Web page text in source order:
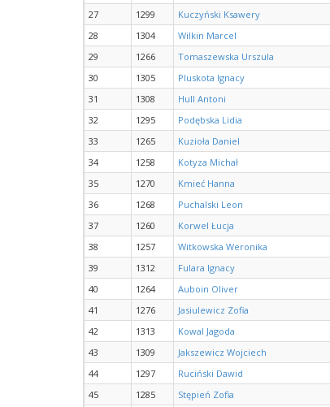
27
1299 Kuczyński Ksawery
28
1304 Wilkin Marcel
29
1266 Tomaszewska Urszula
30
1305 Pluskota Ignacy
31
1308 Hull Antoni
32
1295 Podębska Lidia
33
1265 Kuzioła Daniel
34
1258 Kotyza Michał
35
1270 Kmieć Hanna
36
1268 Puchalski Leon
37
1260 Korwel Łucja
38
1257 Witkowska Weronika
39
1312 Fulara Ignacy
40
1264 Auboin Oliver
41
1276 Jasiulewicz Zofia
42
1313 Kowal Jagoda
43
1309 Jakszewicz Wojciech
44
1297 Ruciński Dawid
45
1285 Stępień Zofia